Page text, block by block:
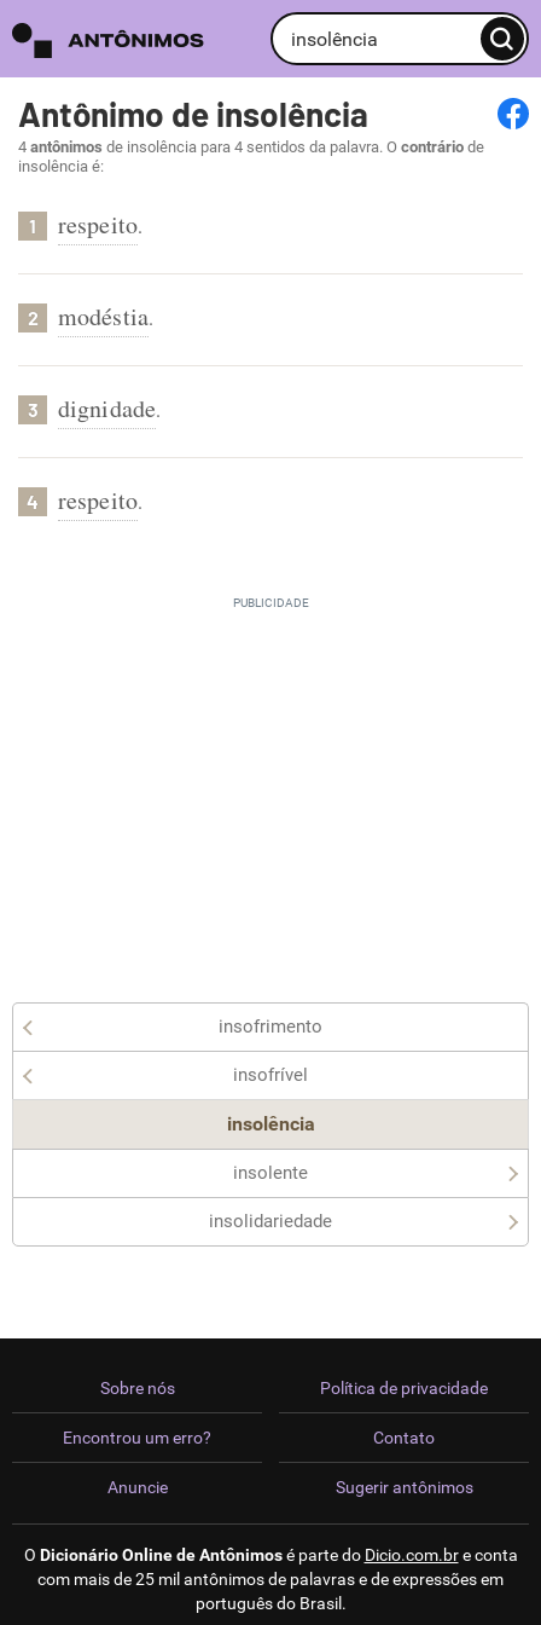
Antônimo de insolência
4 antônimos de insolência para 4 sentidos da palavra. O contrário de
insolência é:
1 respeito.
2 modéstia.
3 dignidade.
4 respeito.
insofrimento
insofrível
insolência
insolente
insolidariedade
Sobre nós
Encontrou um erro?
Anuncie
Política de privacidade
Contato
Sugerir antônimos
O Dicionário Online de Antônimosé parte do Dicio.com.bre conta
com mais de 25 mil antônimos de palavras e de expressões em
português do Brasil.